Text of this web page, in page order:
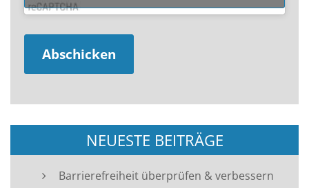
NEUESTE BEITRÄGE
Barrierefreiheit überprüfen & verbessern